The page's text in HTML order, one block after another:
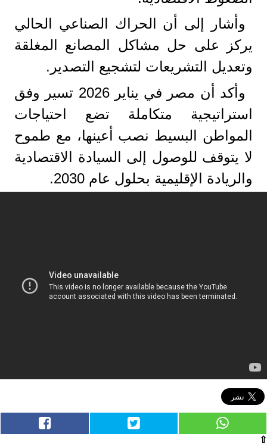
وأشار إلى أن الحراك الصناعي الحالي
يركز على حل مشاكل المصانع المغلقة
وتعديل التشريعات لتشجيع التصدير.
وأكد أن مصر في يناير 2026 تسير وفق
استراتيجية متكاملة تضع احتياجات
المواطن البسيط نصب أعينها، مع طموح
لا يتوقف للوصول إلى السيادة الاقتصادية
والريادة الإقليمية بحلول عام 2030.
⇧